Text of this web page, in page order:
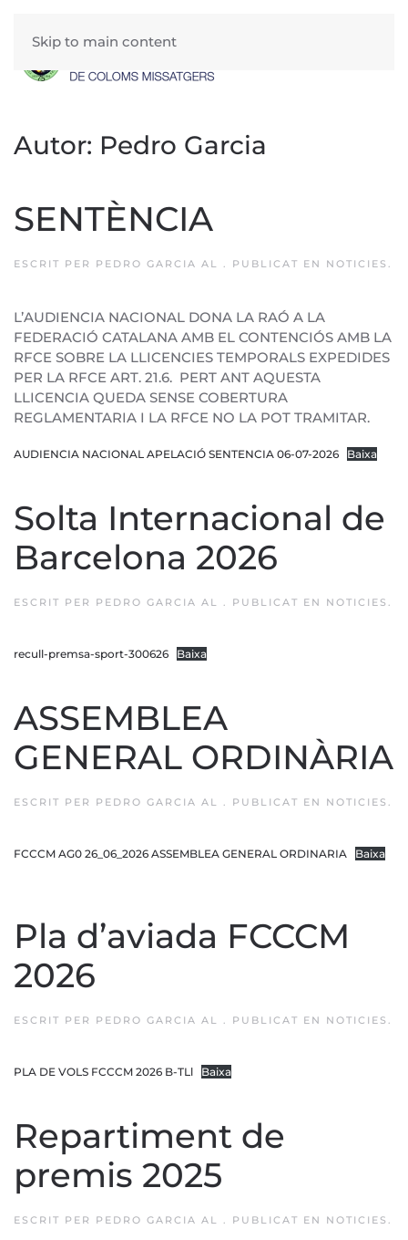
Skip to main content
Autor: Pedro Garcia
SENTÈNCIA
ESCRIT PER PEDRO GARCIA AL . PUBLICAT EN NOTICIES .
L’AUDIENCIA NACIONAL DONA LA RAÓ A LA
FEDERACIÓ CATALANA AMB EL CONTENCIÓS AMB LA
RFCE SOBRE LA LLICENCIES TEMPORALS EXPEDIDES
PER LA RFCE ART. 21.6. PERT ANT AQUESTA
LLICENCIA QUEDA SENSE COBERTURA
REGLAMENTARIA I LA RFCE NO LA POT TRAMITAR.
AUDIENCIA NACIONAL APELACIÓ SENTENCIA 06-07-2026 Baixa
Solta Internacional de
Barcelona 2026
ESCRIT PER PEDRO GARCIA AL . PUBLICAT EN NOTICIES .
recull-premsa-sport-300626 Baixa
ASSEMBLEA
GENERAL ORDINÀRIA
ESCRIT PER PEDRO GARCIA AL . PUBLICAT EN NOTICIES .
FCCCM AG0 26_06_2026 ASSEMBLEA GENERAL ORDINARIA Baixa
Pla d’aviada FCCCM
2026
ESCRIT PER PEDRO GARCIA AL . PUBLICAT EN NOTICIES .
PLA DE VOLS FCCCM 2026 B-TLl Baixa
Repartiment de
premis 2025
ESCRIT PER PEDRO GARCIA AL . PUBLICAT EN NOTICIES .